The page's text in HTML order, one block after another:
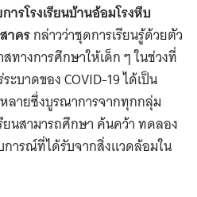
รโรงเรียนบ้านอ้อมโรงหีบ
าครกล่าวว่าชุดการเรียนรู้ด้วยตัว
ทางการศึกษาให้เด็ก ๆ ในช่วงที่
ะบาดของ COVID-19 ได้เป็น
ลายซึ่งบูรณาการจากทุกกลุ่ม
ยนสามารถศึกษา ค้นคว้า ทดลอง
ารณ์ที่ได้รับจากสิ่งแวดล้อมใน